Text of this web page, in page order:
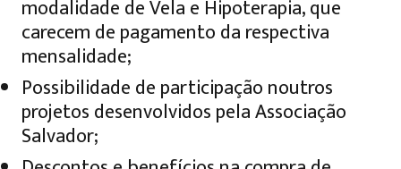
modalidade de Vela e Hipoterapia, que
carecem de pagamento da respectiva
mensalidade;
Possibilidade de participação noutros
projetos desenvolvidos pela Associação
Salvador;